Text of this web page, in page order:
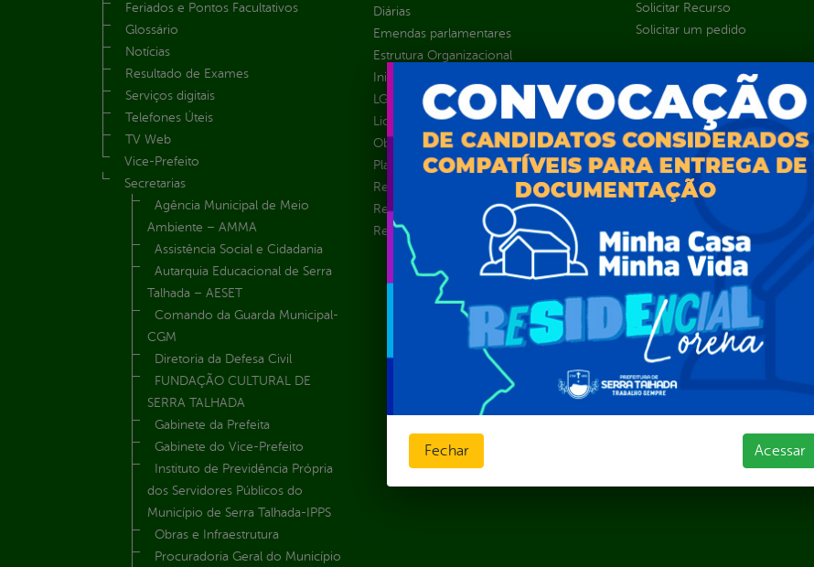
Feriados e Pontos Facultativos
Glossário
Notícias
Resultado de Exames
Serviços digitais
Telefones Úteis
TV Web
Vice-Prefeito
Secretarias
Agência Municipal de Meio
Ambiente – AMMA
Assistência Social e Cidadania
Autarquia Educacional de Serra
Talhada – AESET
Comando da Guarda Municipal-
CGM
Diretoria da Defesa Civil
FUNDAÇÃO CULTURAL DE
SERRA TALHADA
Gabinete da Prefeita
Gabinete do Vice-Prefeito
Instituto de Previdência Própria
dos Servidores Públicos do
Município de Serra Talhada-IPPS
Obras e Infraestrutura
Procuradoria Geral do Município
Diárias
Emendas parlamentares
Estrutura Organizacional
Inicio
LGPD e Governo Digital
Licitações e Contratos
Obras Públicas
Planejamento e Prestação de Contas
Receitas
Recursos Humanos
Renúncias de Receitas
Solicitar Recurso
Solicitar um pedido
Fechar Acessar